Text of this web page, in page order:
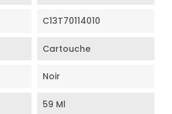
C13T70114010
Cartouche
Noir
59 Ml